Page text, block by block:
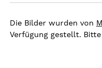
Die Bilder wurden von
Verfügung gestellt.